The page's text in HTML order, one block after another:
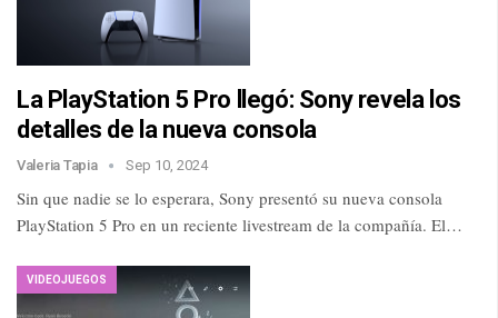
La PlayStation 5 Pro llegó: Sony revela los
detalles de la nueva consola
Valeria Tapia Sep 10, 2024
Sin que nadie se lo esperara, Sony presentó su nueva consola
PlayStation 5 Pro en un reciente livestream de la compañía. El…
VIDEOJUEGOS